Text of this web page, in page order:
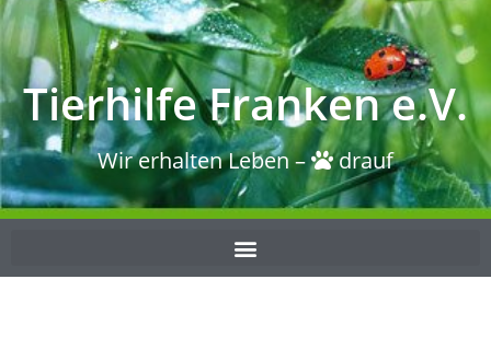
Tierhilfe Franken e.V.
Wir erhalten Leben – drauf